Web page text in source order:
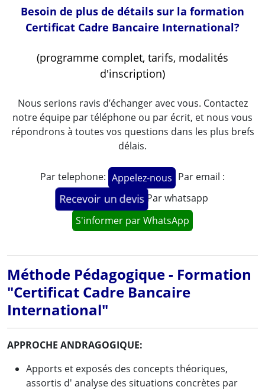
Besoin de plus de détails sur la formation
Certificat Cadre Bancaire International?
(programme complet, tarifs, modalités
d'inscription)
Nous serions ravis d’échanger avec vous. Contactez
notre équipe par téléphone ou par écrit, et nous vous
répondrons à toutes vos questions dans les plus brefs
délais.
Par telephone: Appelez-nous Par email :
Recevoir un devis Par whatsapp
S'informer par WhatsApp
Méthode Pédagogique - Formation
"Certificat Cadre Bancaire
International"
APPROCHE ANDRAGOGIQUE:
Apports et exposés des concepts théoriques,
assortis d' analyse des situations concrètes par